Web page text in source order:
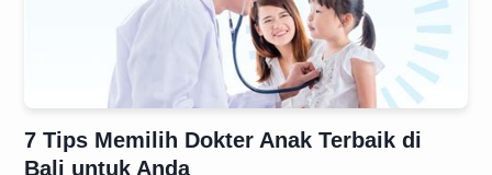
7 Tips Memilih Dokter Anak Terbaik di
Bali untuk Anda